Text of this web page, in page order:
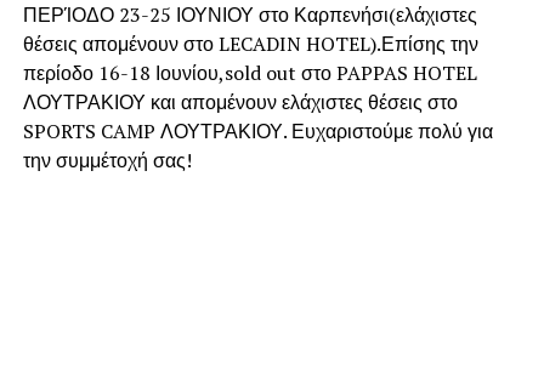
ΠΕΡΊΟΔΟ 23-25 ΙΟΥΝΙΟΥ στο Καρπενήσι(ελάχιστες
θέσεις απομένουν στο LECADIN HOTEL).Επίσης την
περίοδο 16-18 Ιουνίου,sold out στο PAPPAS HOTEL
ΛΟΥΤΡΑΚΙΟΥ και απομένουν ελάχιστες θέσεις στο
SPORTS CAMP ΛΟΥΤΡΑΚΙΟΥ. Ευχαριστούμε πολύ για
την συμμέτοχή σας!